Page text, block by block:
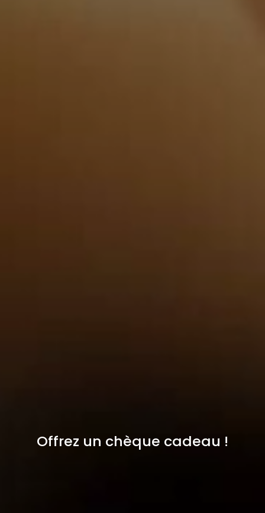
Offrez un chèque cadeau !